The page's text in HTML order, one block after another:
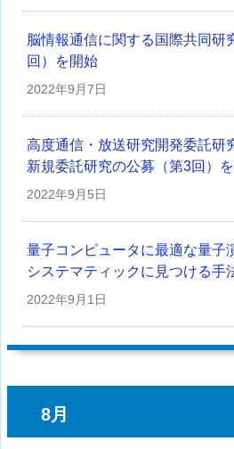
脳情報通信に関する国際共同研
回）を開始
2022年9月7日
高度通信・放送研究開発委託研
新規委託研究の公募（第3回）
2022年9月5日
量子コンピュータに最適な量子
システマティックに見つける手
2022年9月1日
8月